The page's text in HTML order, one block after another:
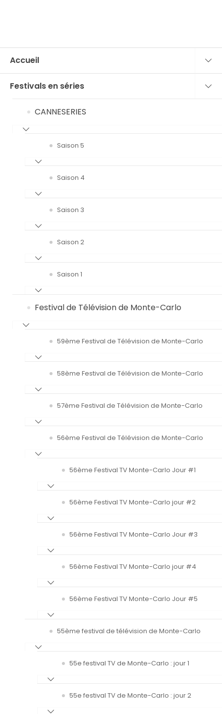
Accueil
Festivals en séries
CANNESERIES
Saison 5
Saison 4
Saison 3
Saison 2
Saison 1
Festival de Télévision de Monte-Carlo
59ème Festival de Télévision de Monte-Carlo
58ème Festival de Télévision de Monte-Carlo
57ème Festival de Télévision de Monte-Carlo
56ème Festival de Télévision de Monte-Carlo
56ème Festival TV Monte-Carlo Jour #1
56ème Festival TV Monte-Carlo jour #2
56ème Festival TV Monte-Carlo Jour #3
56ème Festival TV Monte-Carlo jour #4
56ème Festival TV Monte-Carlo Jour #5
55ème festival de télévision de Monte-Carlo
55e festival TV de Monte-Carlo : jour 1
55e festival TV de Monte-Carlo : jour 2